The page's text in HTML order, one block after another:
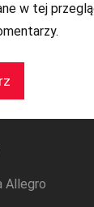
w tej